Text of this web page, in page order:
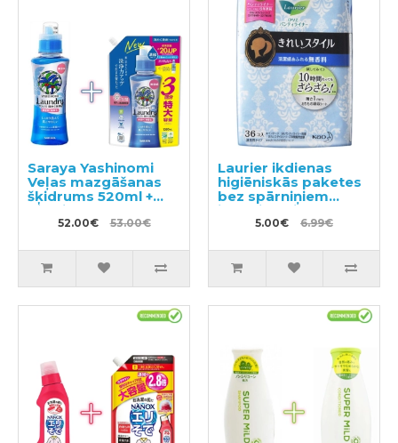
Saraya Yashinomi
Veļas mazgāšanas
šķidrums 520ml +
pildviela 1380ml
52.00€ 53.00€
Laurier ikdienas
higiēniskās paketes
bez spārniņiem
jūtīgai ādai 14cm
36gab5.00€ 6.99€